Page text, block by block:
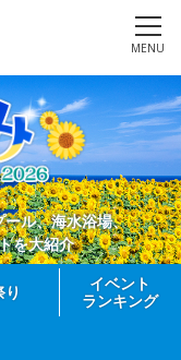
MENU
ル、海水浴場、
を大紹介
り
イベント
ランキング